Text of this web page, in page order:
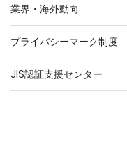
業界・海外動向
プライバシーマーク制度
JIS認証支援センター